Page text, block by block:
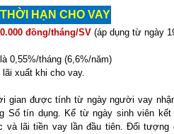
HẠN CHO VAY
đồng/tháng/SV (áp dụng từ ngày
0,55%/tháng (6,6%/năm)
xuất khi cho vay.
gian được tính từ ngày người vay
Sổ tín dụng. Kể từ ngày sinh viên
và lãi tiền vay lần đầu tiên. Đối